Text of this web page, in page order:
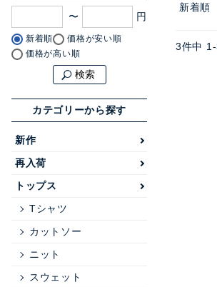
〜
新着順
価格が安い順
価格が高い順
検索
カテゴリーから探す
新作
再入荷
トップス
Tシャツ
カットソー
ニット
スウェット
新着順
3件中 1 -